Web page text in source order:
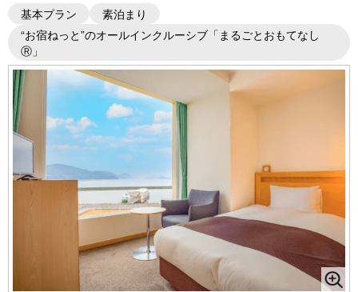
基本プラン
素泊まり
“お宿ねっと”のオールインクルーシブ「まるごとおもてなし
Ⓡ」